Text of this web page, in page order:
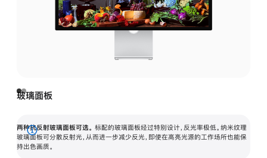
玻璃面板
两种抗反射玻璃面板可选。 标配的玻璃面板经过特别设计，反光率极低。纳米纹理
玻璃面板可分散反射光，从而进一步减少反光，即使在高亮光源的工作场所也能保
持出色画质。
展
开